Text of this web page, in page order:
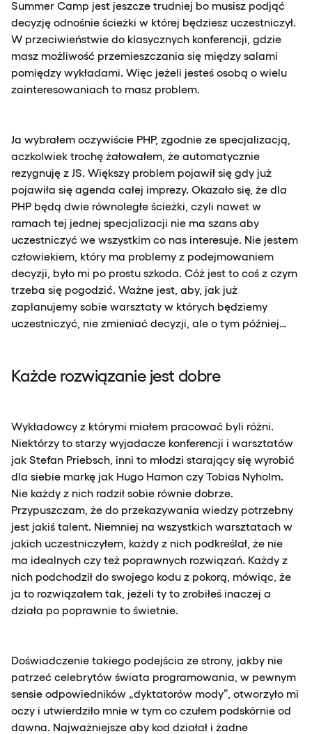
Summer Camp jest jeszcze trudniej bo musisz podjąć
decyzję odnośnie ścieżki w której będziesz uczestniczył.
W przeciwieństwie do klasycznych konferencji, gdzie
masz możliwość przemieszczania się między salami
pomiędzy wykładami. Więc jeżeli jesteś osobą o wielu
zainteresowaniach to masz problem.
Ja wybrałem oczywiście PHP, zgodnie ze specjalizacją,
aczkolwiek trochę żałowałem, że automatycznie
rezygnuję z JS. Większy problem pojawił się gdy już
pojawiła się agenda całej imprezy. Okazało się, że dla
PHP będą dwie równoległe ścieżki, czyli nawet w
ramach tej jednej specjalizacji nie ma szans aby
uczestniczyć we wszystkim co nas interesuje. Nie jestem
człowiekiem, który ma problemy z podejmowaniem
decyzji, było mi po prostu szkoda. Cóż jest to coś z czym
trzeba się pogodzić. Ważne jest, aby, jak już
zaplanujemy sobie warsztaty w których będziemy
uczestniczyć, nie zmieniać decyzji, ale o tym później…
Każde rozwiązanie jest dobre
Wykładowcy z którymi miałem pracować byli różni.
Niektórzy to starzy wyjadacze konferencji i warsztatów
jak Stefan Priebsch, inni to młodzi starający się wyrobić
dla siebie markę jak Hugo Hamon czy Tobias Nyholm.
Nie każdy z nich radził sobie równie dobrze.
Przypuszczam, że do przekazywania wiedzy potrzebny
jest jakiś talent. Niemniej na wszystkich warsztatach w
jakich uczestniczyłem, każdy z nich podkreślał, że nie
ma idealnych czy też poprawnych rozwiązań. Każdy z
nich podchodził do swojego kodu z pokorą, mówiąc, że
ja to rozwiązałem tak, jeżeli ty to zrobiłeś inaczej a
działa po poprawnie to świetnie.
Doświadczenie takiego podejścia ze strony, jakby nie
patrzeć celebrytów świata programowania, w pewnym
sensie odpowiedników „dyktatorów mody”, otworzyło mi
oczy i utwierdziło mnie w tym co czułem podskórnie od
dawna. Najważniejsze aby kod działał i żadne